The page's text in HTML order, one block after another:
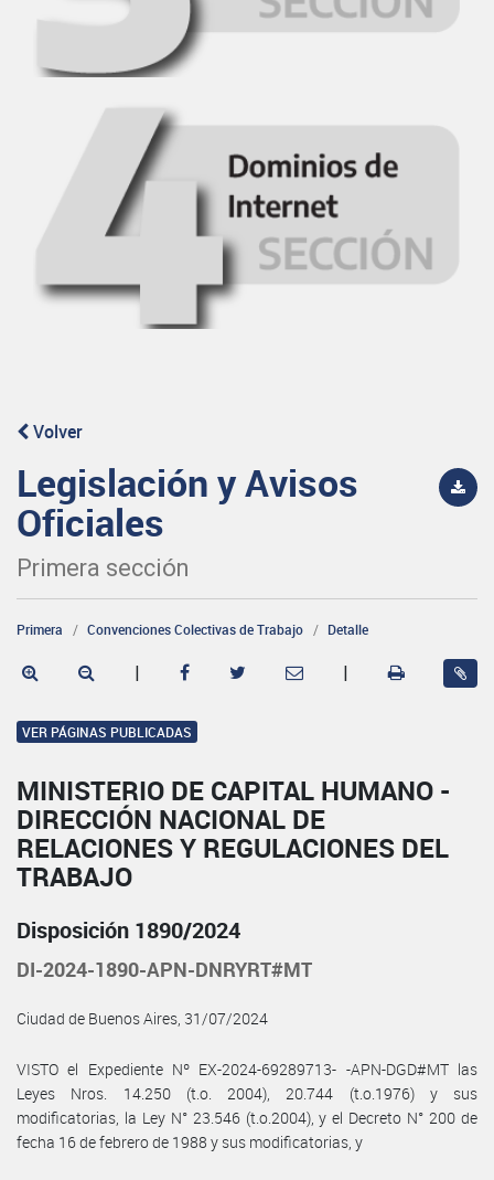
Volver
Legislación y Avisos
Oficiales
Primera sección
Primera Convenciones Colectivas de Trabajo Detalle
| |
VER PÁGINAS PUBLICADAS
MINISTERIO DE CAPITAL HUMANO -
DIRECCIÓN NACIONAL DE
RELACIONES Y REGULACIONES DEL
TRABAJO
Disposición 1890/2024
DI-2024-1890-APN-DNRYRT#MT
Ciudad de Buenos Aires, 31/07/2024
VISTO el Expediente Nº EX-2024-69289713- -APN-DGD#MT las
Leyes Nros. 14.250 (t.o. 2004), 20.744 (t.o.1976) y sus
modificatorias, la Ley N° 23.546 (t.o.2004), y el Decreto N° 200 de
fecha 16 de febrero de 1988 y sus modificatorias, y